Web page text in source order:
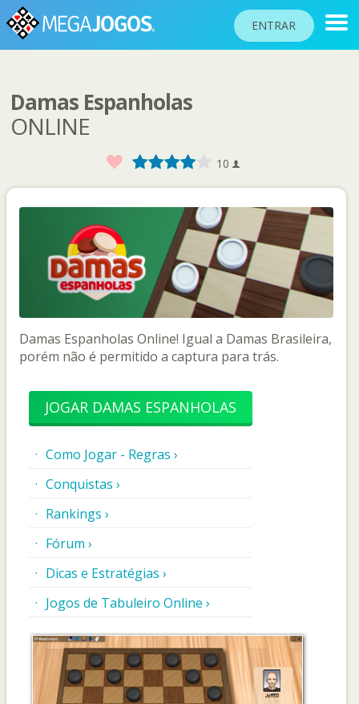
ENTRAR
RANKINGS
TORNEIOS
COMUNIDADE
BLOG
PASSAPORTE
JOGAR
Idioma do site
Damas Espanholas
ONLINE
Favorito 5
3
2
1 10
Damas Espanholas Online! Igual a Damas Brasileira,
porém não é permitido a captura para trás.
JOGAR DAMAS ESPANHOLAS
Como Jogar - Regras ›
Conquistas ›
Rankings ›
Fórum ›
Dicas e Estratégias ›
Jogos de Tabuleiro Online ›